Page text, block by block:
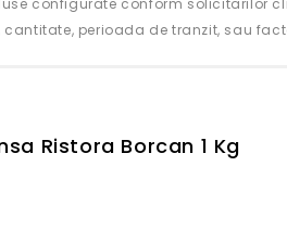
configurate conform solicitarilor
perioada de tranzit, sau
Ristora Borcan 1 Kg